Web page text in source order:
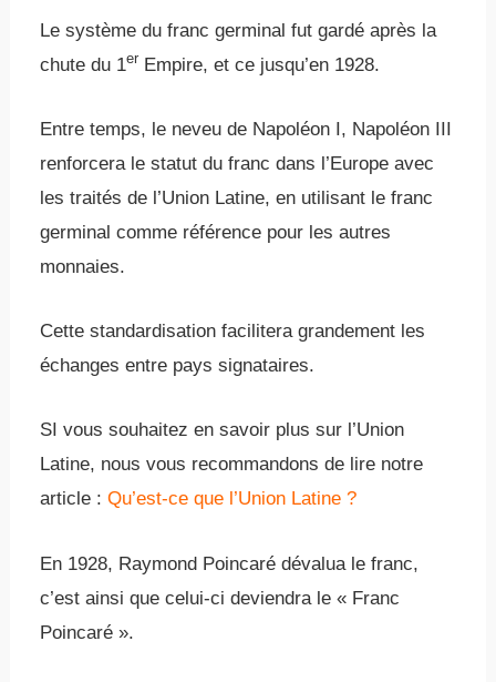
Le système du franc germinal fut gardé après la
chute du 1er Empire, et ce jusqu’en 1928.
Entre temps, le neveu de Napoléon I, Napoléon III
renforcera le statut du franc dans l’Europe avec
les traités de l’Union Latine, en utilisant le franc
germinal comme référence pour les autres
monnaies.
Cette standardisation facilitera grandement les
échanges entre pays signataires.
SI vous souhaitez en savoir plus sur l’Union
Latine, nous vous recommandons de lire notre
article :Qu’est-ce que l’Union Latine ?
En 1928, Raymond Poincaré dévalua le franc,
c’est ainsi que celui-ci deviendra le « Franc
Poincaré ».